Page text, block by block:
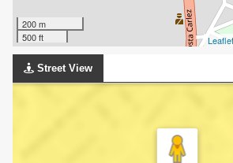
200 m
500 ft
Leaflet
Street View